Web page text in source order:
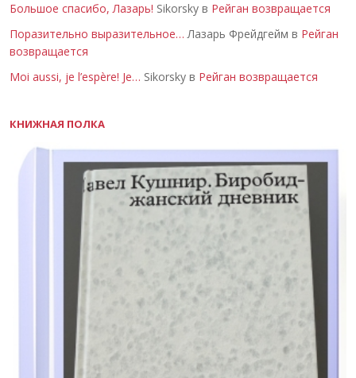
Большое спасибо, Лазарь! Sikorsky в Рейган возвращается
Поразительно выразительное… Лазарь Фрейдгейм в Рейган
возвращается
Moi aussi, je l’espère! Je… Sikorsky в Рейган возвращается
КНИЖНАЯ ПОЛКА